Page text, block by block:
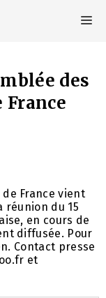
des
France
de France vient
réunion du 15
en cours de
diffusée. Pour
Contact presse
et